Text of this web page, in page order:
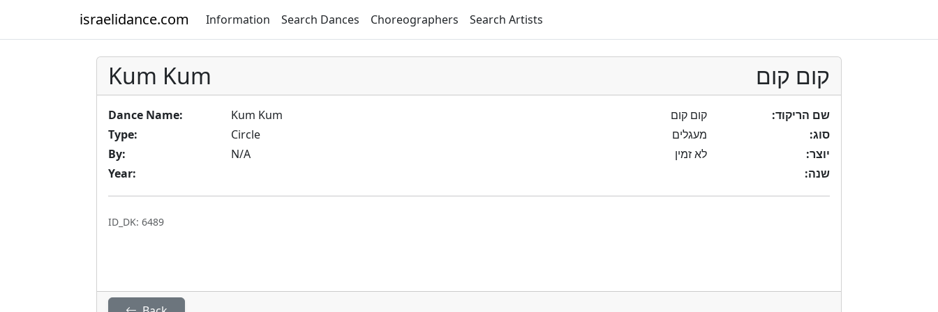
israelidance.com Information Search Dances Choreographers Search Artists
Kum Kum קום קום
Dance Name:
Kum Kum
Type:
Circle
By:
N/A
Year:
שם הריקוד:
קום קום
סוג:
מעגלים
יוצר:
לא זמין
שנה:
ID_DK: 6489